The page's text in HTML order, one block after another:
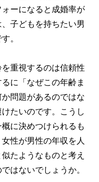
ーになると成婚率が
子どもを持ちたい男
。
重視するのは信頼性
に「なぜこの年齢ま
問題があるのではな
たいのです。こうし
に決めつけられるも
性が男性の年収を人
たようなものと考え
はないでしょうか。